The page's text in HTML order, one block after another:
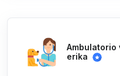
Ambulatorio
erika